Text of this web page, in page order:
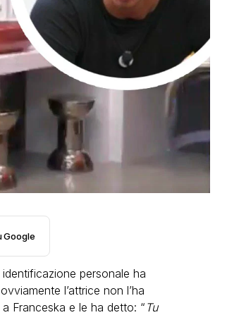
Google
personale ha
l’attrice non l’ha
Franceska e le ha detto: “ Tu